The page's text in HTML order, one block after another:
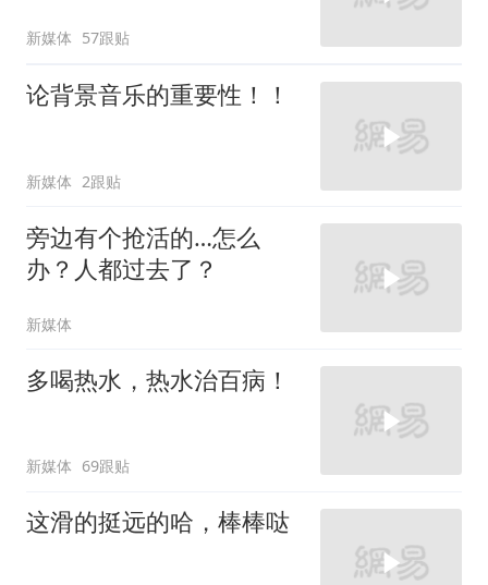
新媒体 57跟贴
论背景音乐的重要性！！
新媒体 2跟贴
旁边有个抢活的…怎么
办？人都过去了？
新媒体
多喝热水，热水治百病！
新媒体 69跟贴
这滑的挺远的哈，棒棒哒